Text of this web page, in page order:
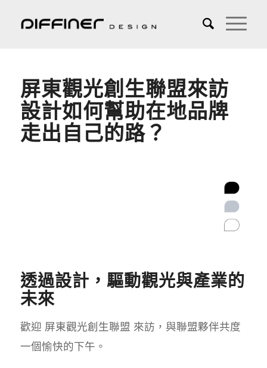
屏東觀光創生聯盟來訪
設計如何幫助在地品牌
走出自己的路？
透過設計，驅動觀光與產業的
未來
歡迎 屏東觀光創生聯盟 來訪，與聯盟夥伴共度
一個愉快的下午。